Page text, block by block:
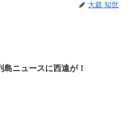
大庭 知世
島ニュースに西遠が！